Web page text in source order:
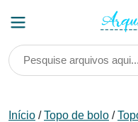
Início /Topo de bolo /